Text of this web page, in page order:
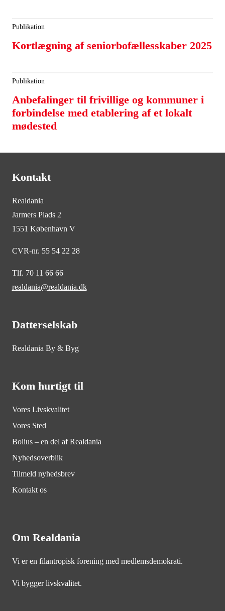
Publikation
Kortlægning af seniorbofællesskaber 2025
Publikation
Anbefalinger til frivillige og kommuner i
forbindelse med etablering af et lokalt
mødested
Kontakt
Realdania
Jarmers Plads 2
1551 København V
CVR-nr. 55 54 22 28
Tlf. 70 11 66 66
realdania@realdania.dk
Datterselskab
Realdania By & Byg
Kom hurtigt til
Vores Livskvalitet
Vores Sted
Bolius – en del af Realdania
Nyhedsoverblik
Tilmeld nyhedsbrev
Kontakt os
Om Realdania
Vi er en filantropisk forening med medlemsdemokrati.
Vi bygger livskvalitet.